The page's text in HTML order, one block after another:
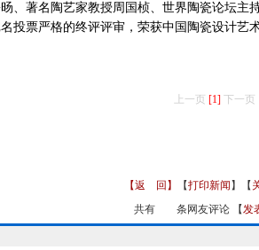
、著名陶艺家教授周国桢、世界陶瓷论坛主
投票严格的终评评审，荣获中国陶瓷设计艺
上一页 [1] 下一页
【返 回】 【打印新闻 】【
共有
条网友评论 【发